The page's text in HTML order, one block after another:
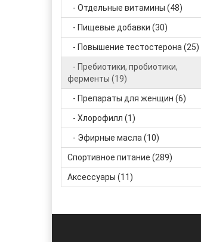
- Отдельные витамины (48)
- Пищевые добавки (30)
- Повышение тестостерона (25)
- Пребиотики, пробиотики,
ферменты (19)
- Препараты для женщин (6)
- Хлорофилл (1)
- Эфирные масла (10)
Спортивное питание (289)
Аксессуары (11)